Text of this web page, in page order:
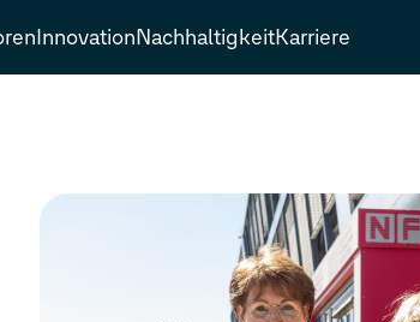
InnovationNachhaltigkeitKarriere